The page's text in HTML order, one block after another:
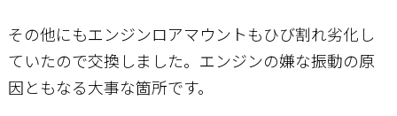
その他にもエンジンロアマウントもひび割れ劣化し
ていたので交換しました。エンジンの嫌な振動の原
因ともなる大事な箇所です。